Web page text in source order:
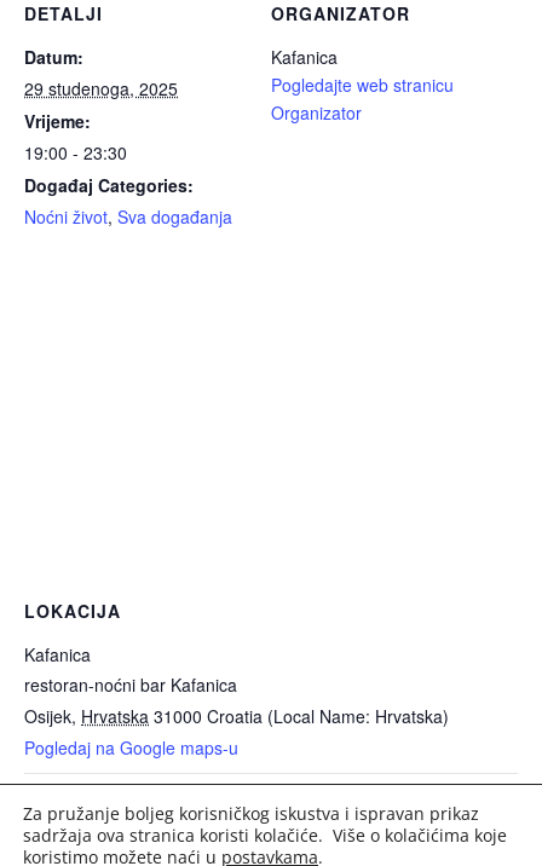
DETALJI
Datum:
29 studenoga, 2025
Vrijeme:
19:00 - 23:30
Događaj Categories:
Noćni život, Sva događanja
ORGANIZATOR
Kafanica
Pogledajte web stranicu
Organizator
LOKACIJA
Kafanica
restoran-noćni bar Kafanica
Osijek, Hrvatska 31000 Croatia (Local Name: Hrvatska)
Pogledaj na Google maps-u
Advent u Osijeku 2025. Koncert – Danijela Martinović
Za pružanje boljeg korisničkog iskustva i ispravan prikaz
sadržaja ova stranica koristi kolačiće. Više o kolačićima koje
koristimo možete naći u postavkama.